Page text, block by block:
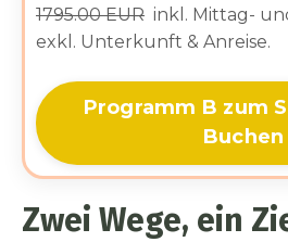
1795.00 EUR inkl. Mittag-
exkl. Unterkunft & Anreise.
Programm B zum
Buchen
Zwei Wege, ein